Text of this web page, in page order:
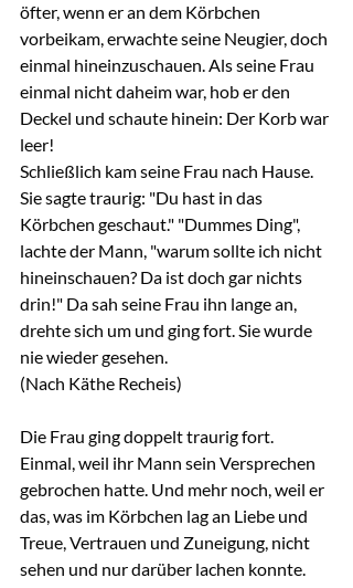
öfter, wenn er an dem Körbchen
vorbeikam, erwachte seine Neugier, doch
einmal hineinzuschauen. Als seine Frau
einmal nicht daheim war, hob er den
Deckel und schaute hinein: Der Korb war
leer!
Schließlich kam seine Frau nach Hause.
Sie sagte traurig: "Du hast in das
Körbchen geschaut." "Dummes Ding",
lachte der Mann, "warum sollte ich nicht
hineinschauen? Da ist doch gar nichts
drin!" Da sah seine Frau ihn lange an,
drehte sich um und ging fort. Sie wurde
nie wieder gesehen.
(Nach Käthe Recheis)
Die Frau ging doppelt traurig fort.
Einmal, weil ihr Mann sein Versprechen
gebrochen hatte. Und mehr noch, weil er
das, was im Körbchen lag an Liebe und
Treue, Vertrauen und Zuneigung, nicht
sehen und nur darüber lachen konnte.